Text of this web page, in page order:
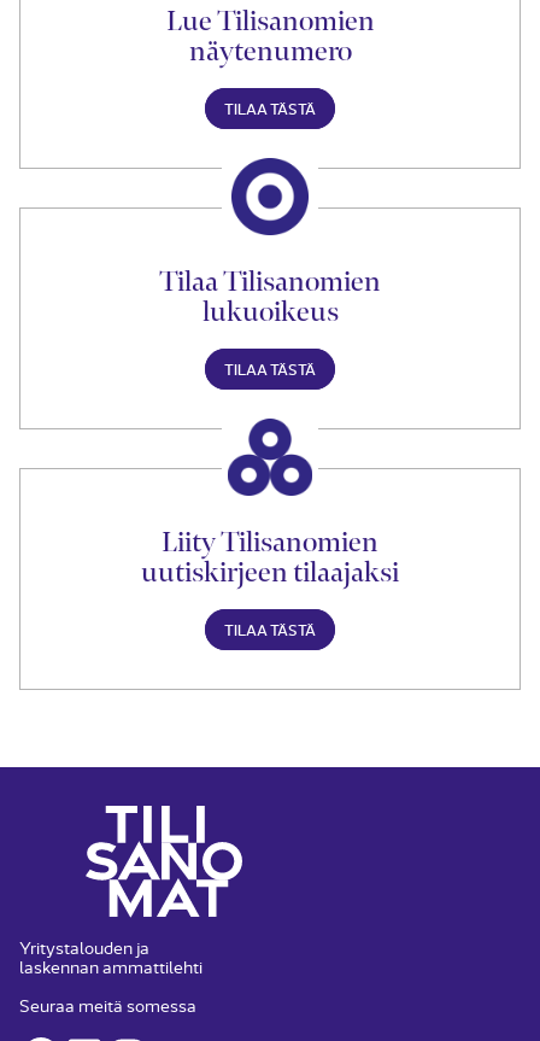
Lue Tilisanomien
näytenumero
TILAA TÄSTÄ
Tilaa Tilisanomien
lukuoikeus
TILAA TÄSTÄ
Liity Tilisanomien
uutiskirjeen tilaajaksi
TILAA TÄSTÄ
Yritystalouden ja
laskennan ammattilehti
Seuraa meitä somessa